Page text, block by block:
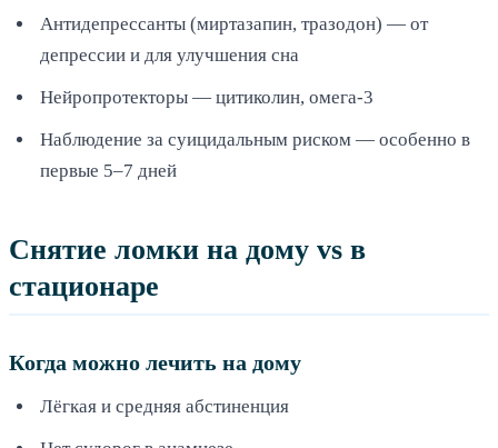
Антидепрессанты (миртазапин, тразодон) — от
депрессии и для улучшения сна
Нейропротекторы — цитиколин, омега-3
Наблюдение за суицидальным риском — особенно в
первые 5–7 дней
Снятие ломки на дому vs в
стационаре
Когда можно лечить на дому
Лёгкая и средняя абстиненция